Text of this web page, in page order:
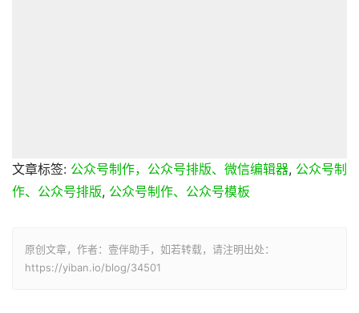
文章标签: 公众号制作，公众号排版、微信编辑器, 公众号制
作、公众号排版, 公众号制作、公众号模板
原创文章，作者：壹伴助手，如若转载，请注明出处：
https://yiban.io/blog/34501